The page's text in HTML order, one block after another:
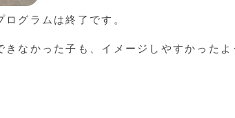
グラムは終了です。
なかった子も、イメージしやすかった